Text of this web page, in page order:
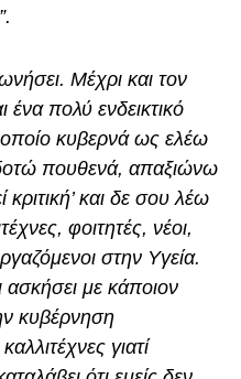
Μέχρι και τον
πολύ ενδεικτικό
οποίο κυβερνά ως ελέω
πουθενά, απαξιώνω
και δε σου λέω
φοιτητές, νέοι,
στην Υγεία.
ασκήσει με κάποιον
κυβέρνηση
γιατί